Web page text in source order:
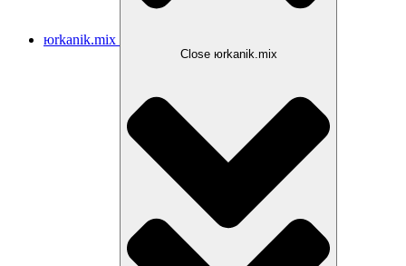
юrkanik.mix
Close юrkanik.mix